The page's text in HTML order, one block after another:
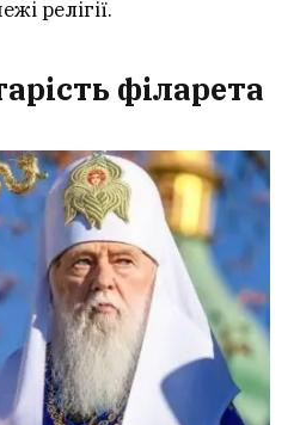
релігії.
філарета